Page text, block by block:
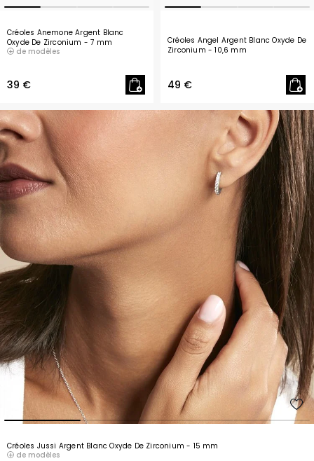
Créoles Anemone Argent Blanc
Oxyde De Zirconium - 7 mm
de modèles
39 €
Créoles Angel Argent Blanc Oxyde De
Zirconium- 10,6 mm
49 €
Créoles Jussi Argent Blanc Oxyde De Zirconium- 15 mm
de modèles